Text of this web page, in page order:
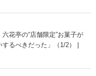
花亭の“店舗限定”お菓子が
るべきだった」（1/2） |